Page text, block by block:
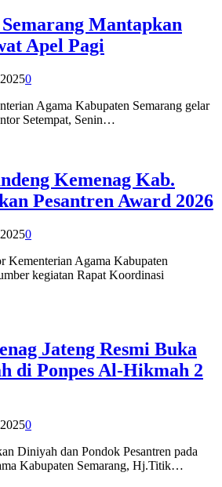
Mantapkan
Apel Pagi
0
Agama Kabupaten Semarang gelar
Setempat, Senin…
Kemenag Kab.
Pesantren Award 2026
0
Kementerian Agama Kabupaten
kegiatan Rapat Koordinasi
Jateng Resmi Buka
di Ponpes Al-Hikmah 2
0
Diniyah dan Pondok Pesantren pada
Kabupaten Semarang, Hj.Titik…